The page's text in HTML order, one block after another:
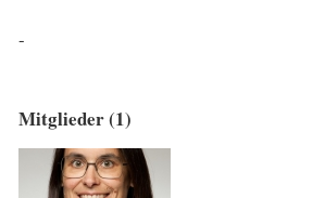
-
Mitglieder (1)